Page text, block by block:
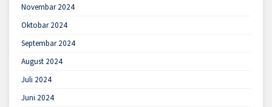
Novembar 2024
Oktobar 2024
Septembar 2024
August 2024
Juli 2024
Juni 2024